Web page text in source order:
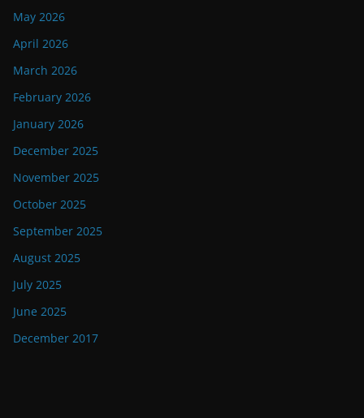
May 2026
April 2026
March 2026
February 2026
January 2026
December 2025
November 2025
October 2025
September 2025
August 2025
July 2025
June 2025
December 2017